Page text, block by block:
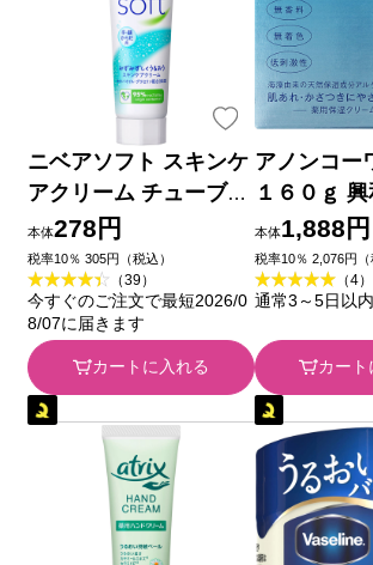
ニベアソフト スキンケ
アクリーム チューブ
５０ｇ 花王
本体278円
税率10％ 305円（税込）
（39）
今すぐのご注文で最短2026/0
8/07に届きます
カートに入れる
アノンコー
１６０ｇ
外品)
本体1,888円
税率10％ 2,076円（
（4）
通常3～5日以
カート